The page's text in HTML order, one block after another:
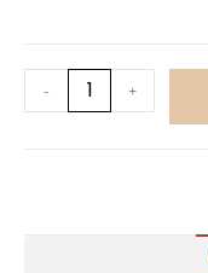
- +